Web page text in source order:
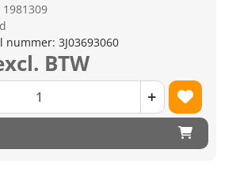
nummer: 3J03693060
BTW
+